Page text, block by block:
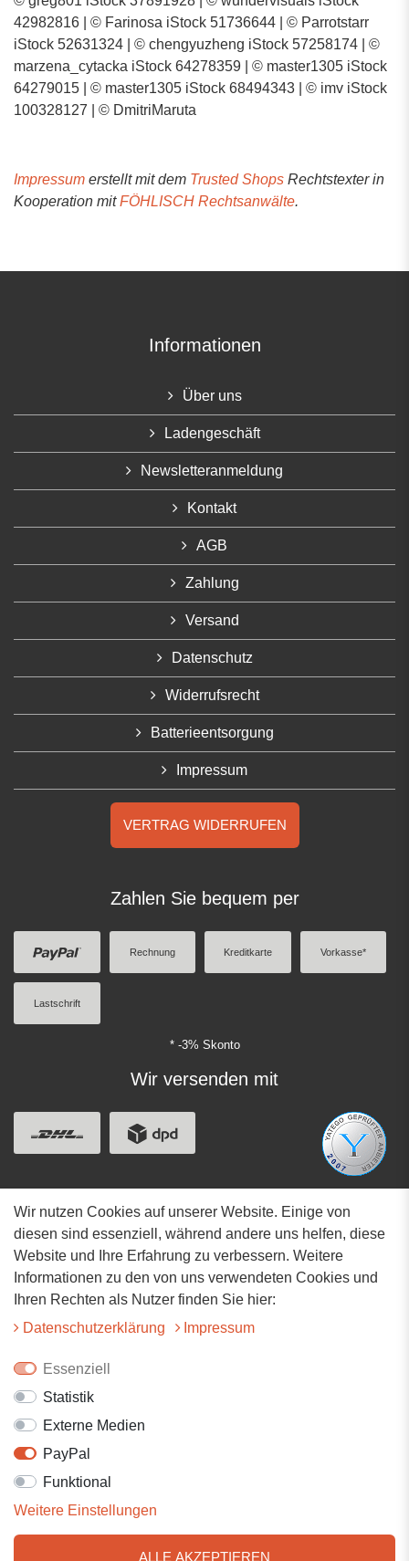
42982816 | © Farinosa iStock 51736644 | © Parrotstarr
iStock 52631324 | © chengyuzheng iStock 57258174 | ©
marzena_cytacka iStock 64278359 | © master1305 iStock
64279015 | © master1305 iStock 68494343 | © imv iStock
100328127 | © DmitriMaruta
Impressum erstellt mit dem Trusted Shops Rechtstexter in
Kooperation mitFÖHLISCH Rechtsanwälte.
Informationen
Über uns
Ladengeschäft
Newsletteranmeldung
Kontakt
AGB
Zahlung
Versand
Datenschutz
Widerrufsrecht
Batterieentsorgung
Impressum
VERTRAG WIDERRUFEN
Zahlen Sie bequem per
Rechnung Kreditkarte Vorkasse*
Lastschrift
* -3% Skonto
Wir versenden mit
Adresse
Hauptstrasse 34
73117 Wangen
07161-9566068
Wir nutzen Cookies auf unserer Website. Einige von
diesen sind essenziell, während andere uns helfen, diese
Website und Ihre Erfahrung zu verbessern. Weitere
Informationen zu den von uns verwendeten Cookies und
Ihren Rechten als Nutzer finden Sie hier:
Daten­schutz­erklärung
Impressum
Essenziell
Statistik
Externe Medien
PayPal
Funktional
Weitere Einstellungen
ALLE AKZEPTIEREN